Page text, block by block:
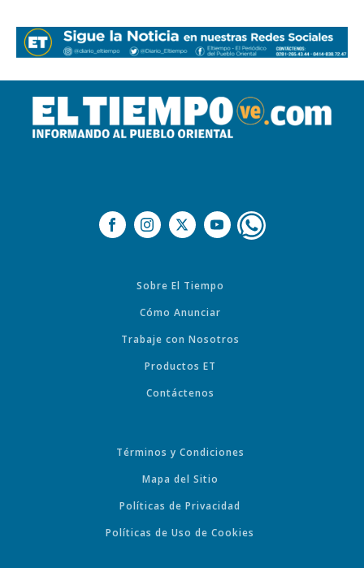
Sobre El Tiempo
Cómo Anunciar
Trabaje con Nosotros
Productos ET
Contáctenos
Términos y Condiciones
Mapa del Sitio
Políticas de Privacidad
Políticas de Uso de Cookies